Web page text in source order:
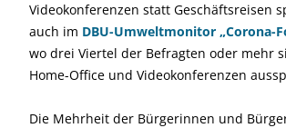
Videokonferenzen statt Geschäftsreisen
auch im DBU-Umweltmonitor „Corona-
wo drei Viertel der Befragten oder mehr
Home-Office und Videokonferenzen
Die Mehrheit der Bürgerinnen und